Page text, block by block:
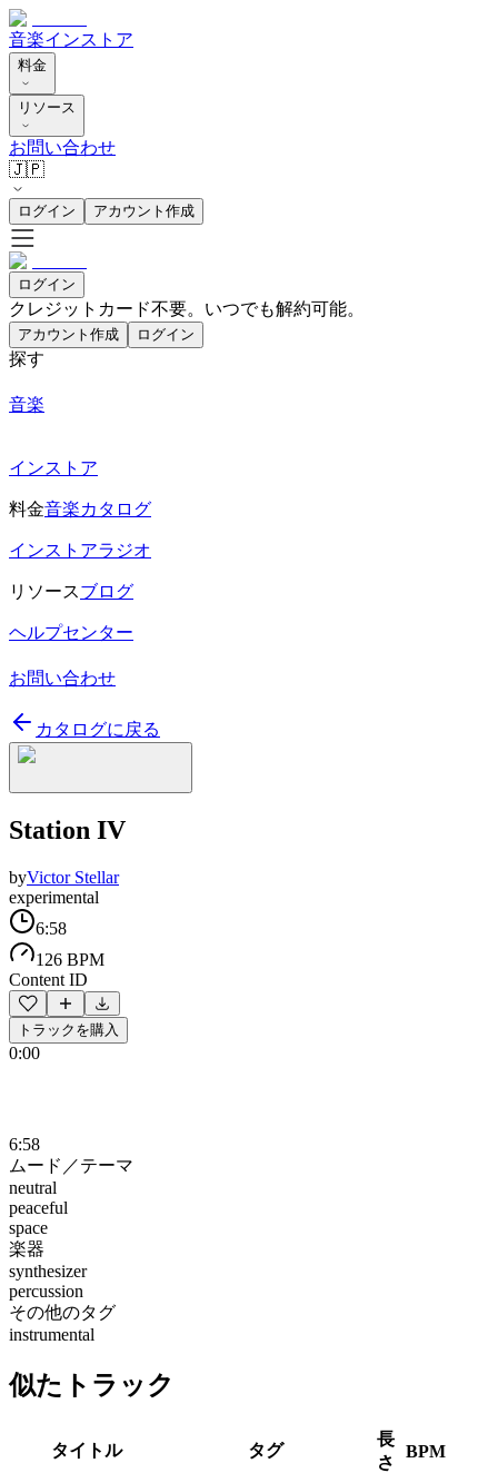
音楽インストア
料金
リソース
お問い合わせ
🇯🇵
ログイン アカウント作成
ログイン
クレジットカード不要。いつでも解約可能。
アカウント作成 ログイン
探す
音楽
インストア
料金音楽カタログ
インストアラジオ
リソースブログ
ヘルプセンター
お問い合わせ
カタログに戻る
Station IV
byVictor Stellar
experimental
6:58
126 BPM
Content ID
トラックを購入
0:00
6:58
ムード／テーマ
neutral
peaceful
space
楽器
synthesizer
percussion
その他のタグ
instrumental
似たトラック
タイトル タグ
長
さ
BPM